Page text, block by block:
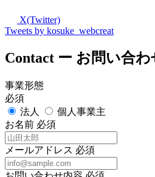
X(Twitter)
Tweets by kosuke_webcreat
Contact ー お問い合わ
事業形態
必須
法人
個人事業主
お名前 必須
メールアドレス 必須